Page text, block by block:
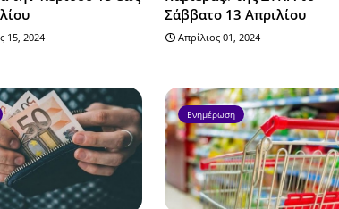
15, 2024
Σάββατο 13 Απριλίου
Απρίλιος 01, 2024
Ενημέρωση